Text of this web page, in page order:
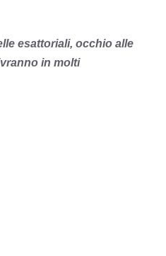
esattoriali, occhio alle
in molti